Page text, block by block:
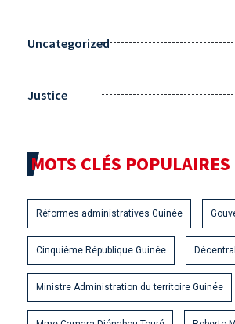
Uncategorized
Justice
MOTS CLÉS POPULAIRES
Réformes administratives Guinée
Cinquième République Guinée
Ministre Administration du territoire Guinée